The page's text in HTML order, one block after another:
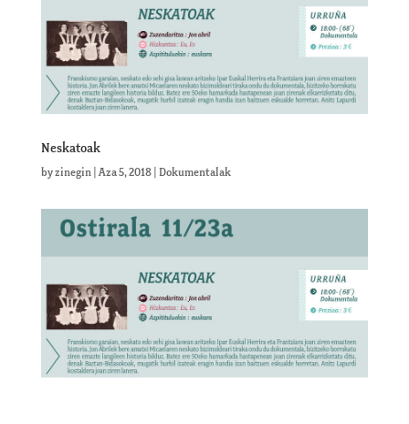
Neskatoak
byzinegin| Aza 5, 2018| Dokumentalak